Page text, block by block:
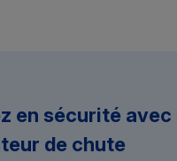
en sécurité
de chute